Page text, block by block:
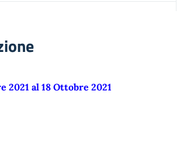
2021 al 18 Ottobre 2021